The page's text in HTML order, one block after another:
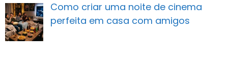
Como criar uma noite de cinema
perfeita em casa com amigos